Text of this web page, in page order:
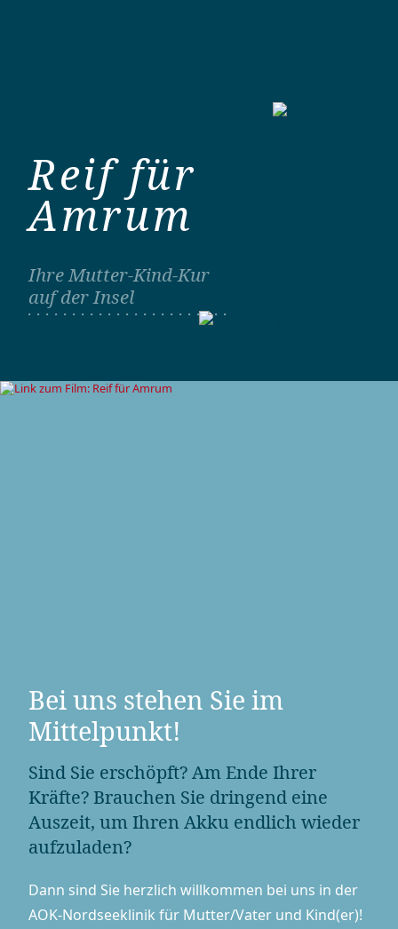
Reif für
Amrum
Ihre Mutter-Kind-Kur
auf der Insel
Bei uns stehen Sie im
Mittelpunkt!
Sind Sie erschöpft? Am Ende Ihrer
Kräfte? Brauchen Sie dringend eine
Auszeit, um Ihren Akku endlich wieder
aufzuladen?
Dann sind Sie herzlich willkommen bei uns in der
AOK-Nordseeklinik für Mutter/Vater und Kind(er)!